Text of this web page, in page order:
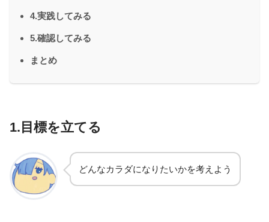
4.実践してみる
5.確認してみる
まとめ
1.目標を立てる
どんなカラダになりたいかを考えよう